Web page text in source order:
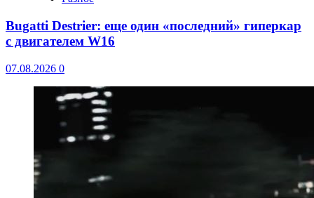
Bugatti Destrier: еще один «последний» гиперкар
с двигателем W16
07.08.2026 0